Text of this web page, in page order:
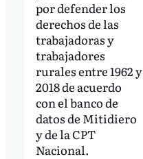
por defender los
derechos de las
trabajadoras y
trabajadores
rurales entre 1962 y
2018 de acuerdo
con el banco de
datos de Mitidiero
y de la CPT
Nacional.